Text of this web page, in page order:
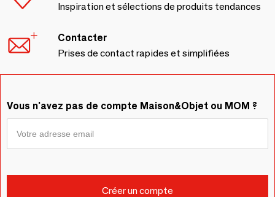
Inspiration et sélections de produits tendances
Contacter
Prises de contact rapides et simplifiées
Vous n'avez pas de compte Maison&Objet ou MOM ?